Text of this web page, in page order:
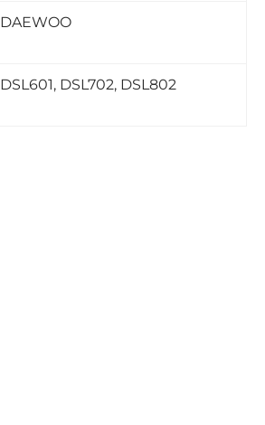
DAEWOO
DSL601, DSL702, DSL802